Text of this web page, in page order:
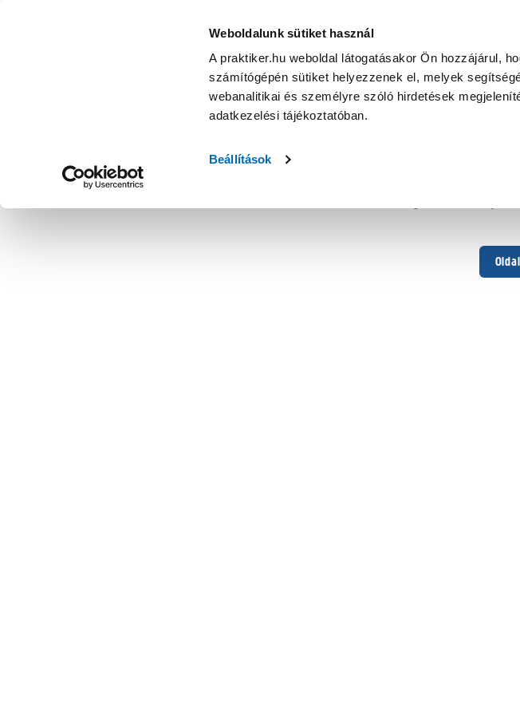
Weboldalunk sütiket használ
A praktiker.hu weboldal látogatásakor Ön hozzájárul,
számítógépén sütiket helyezzenek el, melyek
webanalitikai és személyre szóló hirdetések
adatkezelési tájékoztatóban.
Beállítások